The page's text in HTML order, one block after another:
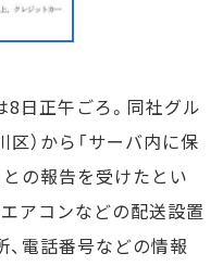
日正午ごろ。同社グル
）から「サーバ内に保
の報告を受けたとい
アコンなどの配送設置
電話番号などの情報